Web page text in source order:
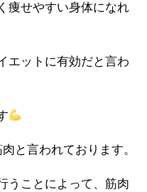
痩せやすい身体になれ
エットに有効だと言わ
と言われております。
うことによって、筋肉